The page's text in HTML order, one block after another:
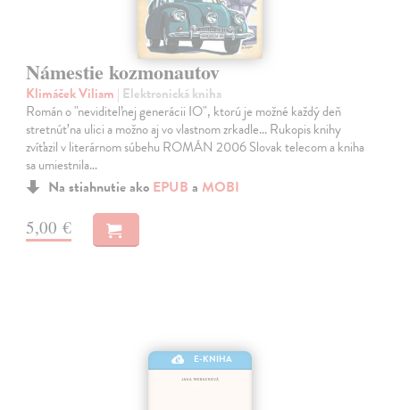
Námestie kozmonautov
Klimáček Viliam | Elektronická kniha
Román o "neviditeľnej generácii IO", ktorú je možné každý deň
stretnúť na ulici a možno aj vo vlastnom zrkadle... Rukopis knihy
zvíťazil v literárnom súbehu ROMÁN 2006 Slovak telecom a kniha
sa umiestnila…
Na stiahnutie ako EPUB a MOBI
5,00 €
E-KNIHA